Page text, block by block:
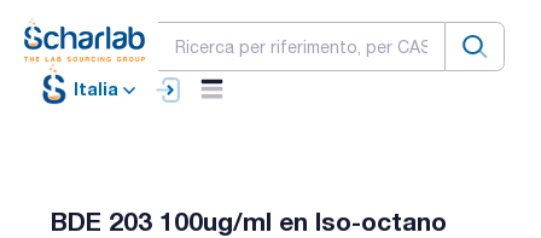
Italia
BDE 203 100ug/ml en Iso-octano